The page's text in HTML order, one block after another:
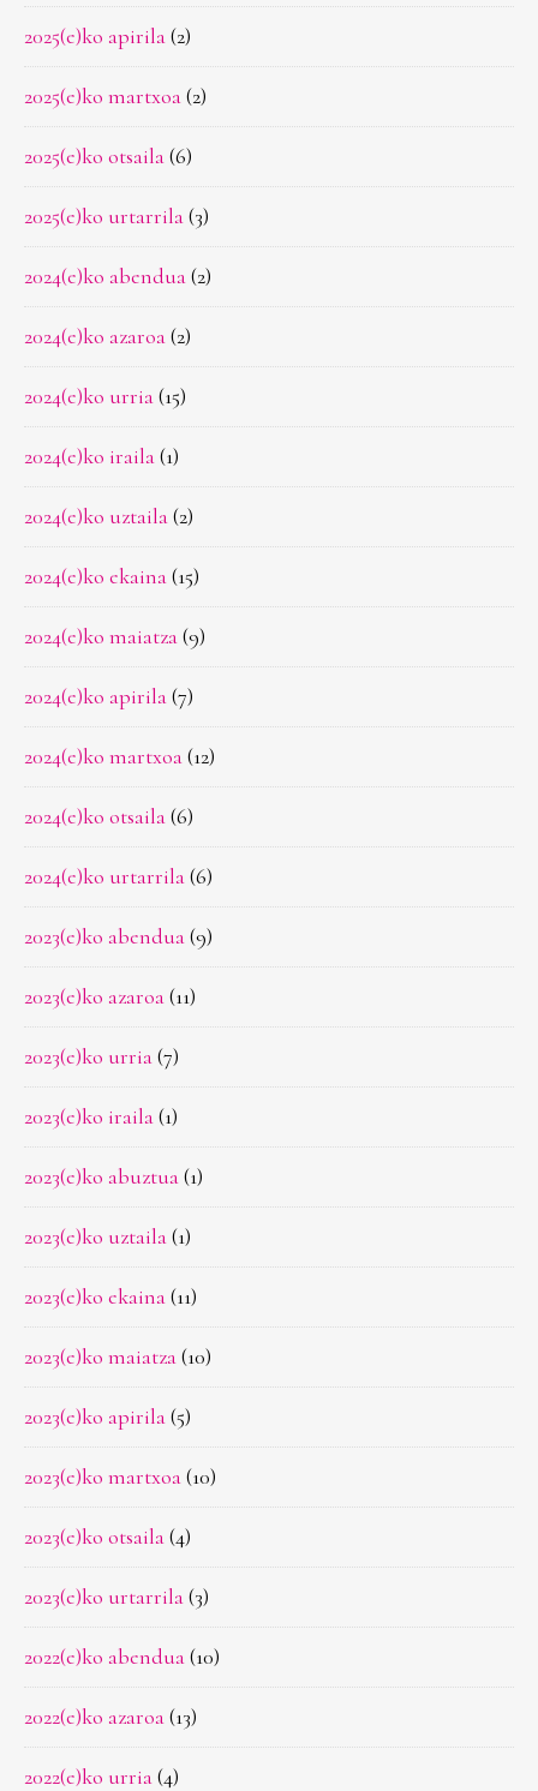
2025(e)ko apirila(2)
2025(e)ko martxoa(2)
2025(e)ko otsaila(6)
2025(e)ko urtarrila(3)
2024(e)ko abendua(2)
2024(e)ko azaroa(2)
2024(e)ko urria(15)
2024(e)ko iraila(1)
2024(e)ko uztaila(2)
2024(e)ko ekaina(15)
2024(e)ko maiatza(9)
2024(e)ko apirila(7)
2024(e)ko martxoa(12)
2024(e)ko otsaila(6)
2024(e)ko urtarrila(6)
2023(e)ko abendua(9)
2023(e)ko azaroa(11)
2023(e)ko urria(7)
2023(e)ko iraila(1)
2023(e)ko abuztua(1)
2023(e)ko uztaila(1)
2023(e)ko ekaina(11)
2023(e)ko maiatza(10)
2023(e)ko apirila(5)
2023(e)ko martxoa(10)
2023(e)ko otsaila(4)
2023(e)ko urtarrila(3)
2022(e)ko abendua(10)
2022(e)ko azaroa(13)
2022(e)ko urria(4)